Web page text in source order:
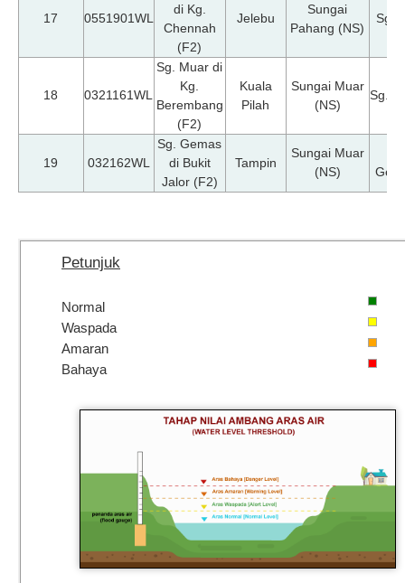
17 0551901WL
di Kg.
Chennah
(F2)
Jelebu
Sungai
Pahang (NS)
Sg.
18 0321161WL
Sg. Muar di
Kg.
Berembang
(F2)
Kuala
Pilah
Sungai Muar
(NS)
Sg.
19 032162WL
Sg. Gemas
di Bukit
Jalor (F2)
Tampin
Sungai Muar
(NS)
Petunjuk
Normal
Waspada
Amaran
Bahaya